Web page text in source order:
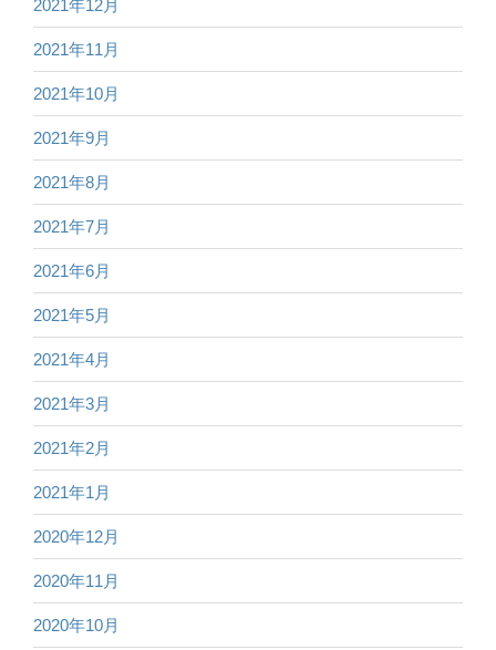
2021年12月
2021年11月
2021年10月
2021年9月
2021年8月
2021年7月
2021年6月
2021年5月
2021年4月
2021年3月
2021年2月
2021年1月
2020年12月
2020年11月
2020年10月